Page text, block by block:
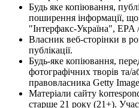
Будь яке копіювання,
поширення інформації,
"Інтерфакс-Україна", EPA
Власник веб-сторінки в
публікації.
Будь-яке копіювання,
фотографічних творів та/
правовласника Getty
Матеріали сайту
старше 21 року (21+).